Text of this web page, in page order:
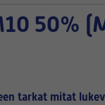
50%
tarkat mitat